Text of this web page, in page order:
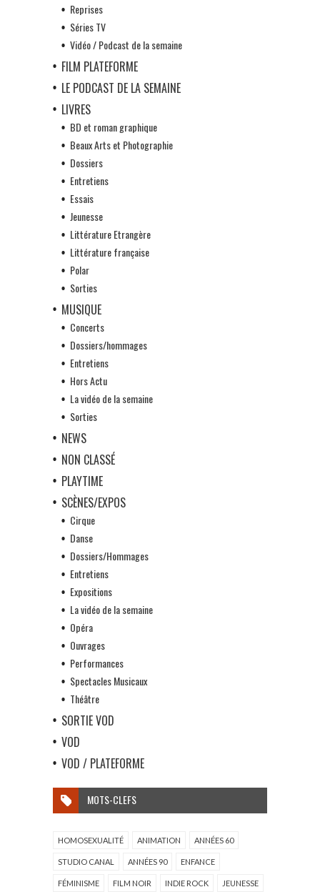
Reprises
Séries TV
Vidéo / Podcast de la semaine
FILM PLATEFORME
LE PODCAST DE LA SEMAINE
LIVRES
BD et roman graphique
Beaux Arts et Photographie
Dossiers
Entretiens
Essais
Jeunesse
Littérature Etrangère
Littérature française
Polar
Sorties
MUSIQUE
Concerts
Dossiers/hommages
Entretiens
Hors Actu
La vidéo de la semaine
Sorties
NEWS
NON CLASSÉ
PLAYTIME
SCÈNES/EXPOS
Cirque
Danse
Dossiers/Hommages
Entretiens
Expositions
La vidéo de la semaine
Opéra
Ouvrages
Performances
Spectacles Musicaux
Théâtre
SORTIE VOD
VOD
VOD / PLATEFORME
MOTS-CLEFS
HOMOSEXUALITÉ ANIMATION ANNÉES 60
STUDIO CANAL ANNÉES 90 ENFANCE
FÉMINISME FILM NOIR INDIE ROCK JEUNESSE